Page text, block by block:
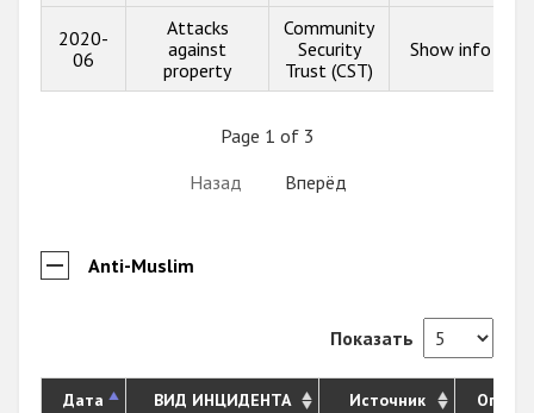
2020-
06
Attacks
against
property
Community
Security
Trust (CST)
Show info
Page 1 of 3
Назад
Вперёд
Anti-Muslim
Показать
Дата ВИД ИНЦИДЕНТА Источник